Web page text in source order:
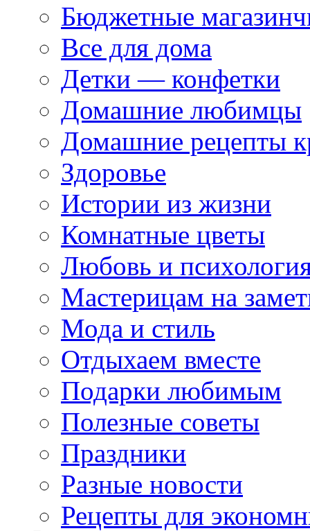
Бюджетные
Все для дома
Детки — конфетки
Домашние любимцы
Домашние рецепты
Здоровье
Истории из жизни
Комнатные цветы
Любовь и
Мастерицам на
Мода и стиль
Отдыхаем вместе
Подарки любимым
Полезные советы
Праздники
Разные новости
Рецепты для